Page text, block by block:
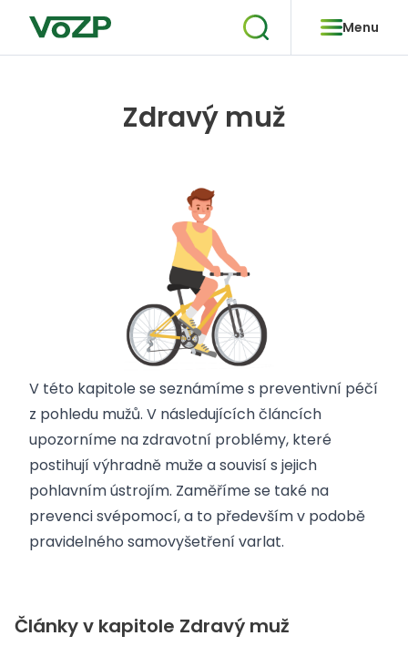
Menu
Zdravý muž
V této kapitole se seznámíme s preventivní péčí
z pohledu mužů. V následujících článcích
upozorníme na zdravotní problémy, které
postihují výhradně muže a souvisí s jejich
pohlavním ústrojím. Zaměříme se také na
prevenci svépomocí, a to především v podobě
pravidelného samovyšetření varlat.
Články v kapitole Zdravý muž